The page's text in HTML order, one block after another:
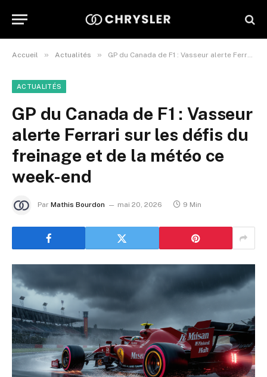
Accueil » Actualités » GP du Canada de F1 : Vasseur alerte Ferrari sur les défis du freinage et de la météo ce week-end
ACTUALITÉS
GP du Canada de F1 : Vasseur
alerte Ferrari sur les défis du
freinage et de la météo ce
week-end
Par Mathis Bourdon mai 20, 2026 9 Min